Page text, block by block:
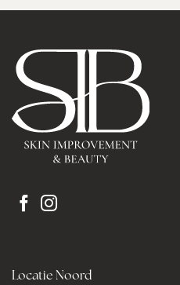
Locatie Noord